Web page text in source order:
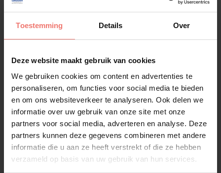
Toestemming Details Over
Deze website maakt gebruik van cookies
We gebruiken cookies om content en advertenties te
personaliseren, om functies voor social media te bieden
en om ons websiteverkeer te analyseren. Ook delen we
informatie over uw gebruik van onze site met onze
partners voor social media, adverteren en analyse. Deze
partners kunnen deze gegevens combineren met andere
informatie die u aan ze heeft verstrekt of die ze hebben
verzameld op basis van uw gebruik van hun services.
DamesDraaienDoor
op aanvraag
Lees meer